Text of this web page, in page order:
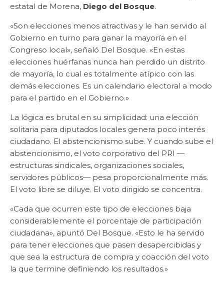
estatal de Morena, Diego del Bosque.
«Son elecciones menos atractivas y le han servido al
Gobierno en turno para ganar la mayoría en el
Congreso local», señaló Del Bosque. «En estas
elecciones huérfanas nunca han perdido un distrito
de mayoría, lo cual es totalmente atípico con las
demás elecciones. Es un calendario electoral a modo
para el partido en el Gobierno.»
La lógica es brutal en su simplicidad: una elección
solitaria para diputados locales genera poco interés
ciudadano. El abstencionismo sube. Y cuando sube el
abstencionismo, el voto corporativo del PRI —
estructuras sindicales, organizaciones sociales,
servidores públicos— pesa proporcionalmente más.
El voto libre se diluye. El voto dirigido se concentra.
«Cada que ocurren este tipo de elecciones baja
considerablemente el porcentaje de participación
ciudadana», apuntó Del Bosque. «Esto le ha servido
para tener elecciones que pasen desapercibidas y
que sea la estructura de compra y coacción del voto
la que termine definiendo los resultados.»